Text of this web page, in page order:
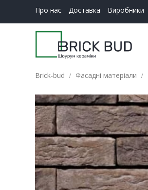
Про нас Доставка Виробники
Brick-bud Фасадні матеріали